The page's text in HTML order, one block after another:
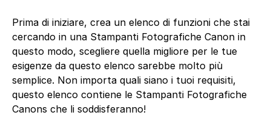
Prima di iniziare, crea un elenco di funzioni che stai
cercando in una Stampanti Fotografiche Canon in
questo modo, scegliere quella migliore per le tue
esigenze da questo elenco sarebbe molto più
semplice. Non importa quali siano i tuoi requisiti,
questo elenco contiene le Stampanti Fotografiche
Canons che li soddisferanno!